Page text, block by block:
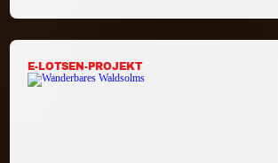
E-LOTSEN-PROJEKT